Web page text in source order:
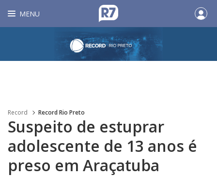
MENU
Record Record Rio Preto
Suspeito de estuprar
adolescente de 13 anos é
preso em Araçatuba